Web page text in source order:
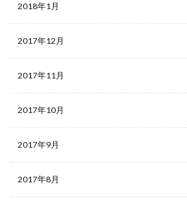
2018年1月
2017年12月
2017年11月
2017年10月
2017年9月
2017年8月